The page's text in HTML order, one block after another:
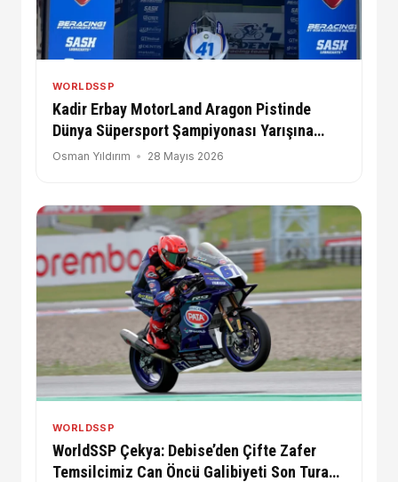
WORLDSSP
Kadir Erbay MotorLand Aragon Pistinde
Dünya Süpersport Şampiyonası Yarışına
Çıkıyor
Osman Yıldırım 28 Mayıs 2026
WORLDSSP
WorldSSP Çekya: Debise’den Çifte Zafer
Temsilcimiz Can Öncü Galibiyeti Son Tura